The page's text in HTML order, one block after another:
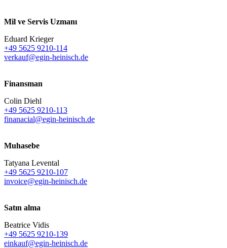
Mil ve Servis Uzmanı
Eduard Krieger
+49 5625 9210-114
verkauf@egin-heinisch.de
Finansman
Colin Diehl
+49 5625 9210-113
finanacial@egin-heinisch.de
Muhasebe
Tatyana Levental
+49 5625 9210-107
invoice@egin-heinisch.de
Satın alma
Beatrice Vidis
+49 5625 9210-139
einkauf@egin-heinisch.de